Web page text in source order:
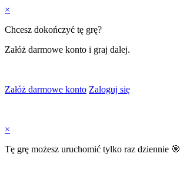
×
Chcesz dokończyć tę grę?
Załóż darmowe konto i graj dalej.
Załóż darmowe konto Zaloguj się
×
Tę grę możesz uruchomić tylko raz dziennie 🎯